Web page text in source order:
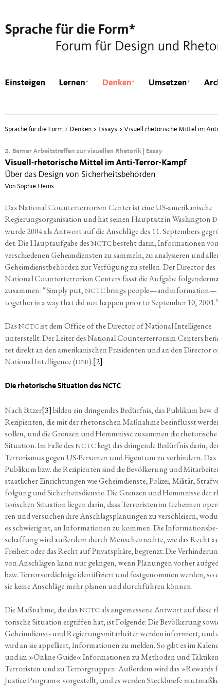
Einsteigen Lernen* Denken* Umsetzen*
Sprache für die Form > Denken > Essays > Visuell-rhetorische Mittel im
2. Berner Arbeitstreffen zur visuellen Rhetorik | Essay
Visuell-rhetorische Mittel im Anti-Terror-Kampf
Über das Design von Sicherheitsbehörden
Von Sophie Heins
Das Natio­nal Coun­ter­ter­ro­rism Cen­ter ist eine US-ame­ri­ka­ni­sche
Regie­rungs­or­ga­ni­sa­ti­on und hat sei­nen Haupt­sitz in Washing­ton
wur­de 2004 als Ant­wort auf die Anschlä­ge des 11. Sep­tem­bers
det. Die Haupt­auf­ga­be des NCTCbesteht dar­in, Infor­ma­tio­nen
ver­schie­de­nen Geheim­diens­ten zu sam­meln, zu ana­ly­sie­ren und
Geheim­dienst­be­hör­den zur Ver­fü­gung zu stel­len. Der Direc­tor des
Natio­nal Coun­ter­ter­ro­rism Cen­ters fasst die Auf­ga­be
zusam­men: “Sim­ply put, NCTCbrings people—and information—
together in a way that did not hap­pen pri­or to Sep­tem­ber 10,
Das NCTCist dem Office of the Direc­tor of Natio­nal Intel­li­gence
unter­stellt. Der Lei­ter des Natio­nal Coun­ter­ter­ro­rism Cen­ters
tet direkt an den ame­ri­ka­ni­schen Prä­si­den­ten und an den Direc­tor
Natio­nal Intel­li­gence (DNI).[2]
Die rhe­to­ri­sche Situa­ti­on des NCTC
Nach Bit­zer[3] bil­den ein drin­gen­des Bedürf­nis, das Publi­kum bzw.
Rezi­pi­en­ten, die mit der rhe­to­ri­schen Maß­nah­me beein­flusst
sol­len, und die Gren­zen und Hemm­nis­se zusam­men die rhe­to­ri­sche
Situa­ti­on. Im Fal­le des NCTC liegt das drin­gen­de Bedürf­nis dar­in,
Ter­ro­ris­mus gegen US-Per­so­nen und Eigen­tum zu ver­hin­dern. Das
Publi­kum bzw. die Rezi­pi­en­ten sind die Bevöl­ke­rung und
staat­li­cher Ein­rich­tun­gen wie Geheim­diens­te, Poli­zei, Mili­tär,
fol­gung und Sicher­heits­diens­te. Die Gren­zen und Hemm­nis­se der
to­ri­schen Situa­ti­on lie­gen dar­in, dass Ter­ro­ris­ten im Gehei­men
ren und ver­su­chen ihre Anschlags­pla­nun­gen zu ver­schlei­ern,
es schwie­rig ist, an Infor­ma­tio­nen zu kom­men. Die Infor­ma­ti­ons­be­
schaf­fung wird außer­dem durch Men­schen­rech­te, wie das Recht
Frei­heit oder das Recht auf Pri­vat­sphä­re, begrenzt. Die
von Anschlä­gen kann nur gelin­gen, wenn Pla­nun­gen vor­her
bzw. Ter­ror­ver­däch­ti­ge iden­ti­fi­ziert und fest­ge­nom­men wer­den, so
sie kei­ne Anschlä­ge mehr pla­nen und durch­füh­ren können.
Die Maß­nah­me, die das NCTCals ange­mes­se­ne Ant­wort auf die­se
to­ri­sche Situa­ti­on ergrif­fen hat, ist Fol­gen­de: Die Bevöl­ke­rung
Geheim­dienst- und Regie­rungs­mit­ar­bei­ter wer­den infor­miert, und
wird an sie appel­liert, Infor­ma­tio­nen zu mel­den. So gibt es im
und im »Online Gui­de« Infor­ma­tio­nen zu Metho­den und
Ter­ro­ris­ten und zu Ter­ror­grup­pen. Außer­dem wird das »Rewards
Jus­ti­ce Pro­gram« vor­ge­stellt, und es wer­den Steck­brie­fe